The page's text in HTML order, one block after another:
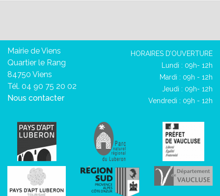
Mairie de Viens
Quartier le Rang
84750 Viens
Tél. 04 90 75 20 02
Nous contacter
HORAIRES D’OUVERTURE
Lundi : 09h- 12h
Mardi : 09h - 12h
Jeudi : 09h- 12h
Vendredi : 09h - 12h